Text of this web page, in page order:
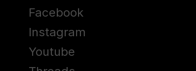
Facebook
Instagram
Youtube